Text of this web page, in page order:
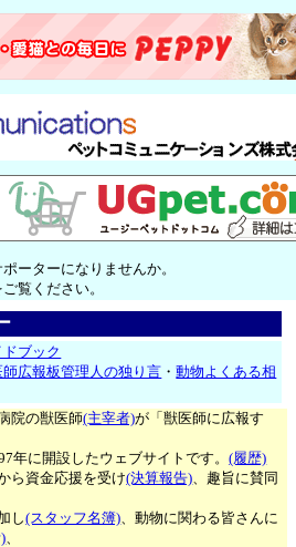
ーターになりませんか。
ご覧ください。
ブック
師広報板管理人の独り言 ・動物よくある相
院の獣医師(主宰者)が「獣医師に広報す
年に開設したウェブサイトです。(履歴)
ら資金応援を受け(決算報告)、趣旨に賛同
し(スタッフ名簿)、動物に関わる皆さんに
、